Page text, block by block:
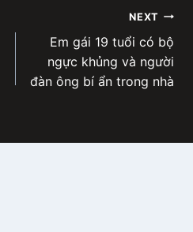
NEXT
Em gái 19 tuổi có bộ
ngực khủng và người
đàn ông bí ẩn trong nhà